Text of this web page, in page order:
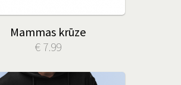
Mammas krūze
€ 7.99